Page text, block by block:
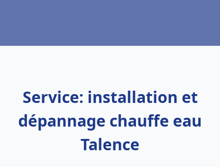
Service: installation et
dépannage chauffe eau
Talence